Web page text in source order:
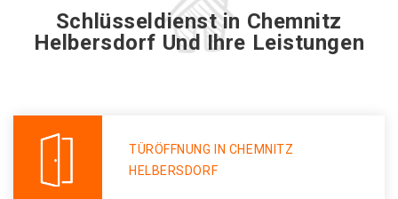
Schlüsseldienst in Chemnitz
Helbersdorf Und Ihre Leistungen
TÜRÖFFNUNG IN CHEMNITZ
HELBERSDORF